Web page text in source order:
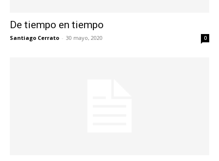
De tiempo en tiempo
Santiago Cerrato - 30 mayo, 2020 0